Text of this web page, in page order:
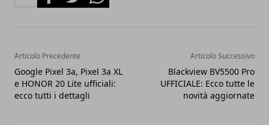
Articolo Precedente
Google Pixel 3a, Pixel 3a XL
e HONOR 20 Lite ufficiali:
ecco tutti i dettagli
Articolo Successivo
Blackview BV5500 Pro
UFFICIALE: Ecco tutte le
novità aggiornate